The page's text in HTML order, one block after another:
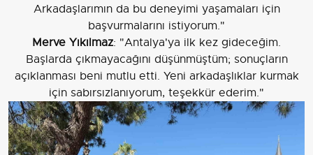
Arkadaşlarımın da bu deneyimi yaşamaları için
başvurmalarını istiyorum."
Merve Yıkılmaz: "Antalya'ya ilk kez gideceğim.
Başlarda çıkmayacağını düşünmüştüm; sonuçların
açıklanması beni mutlu etti. Yeni arkadaşlıklar kurmak
için sabırsızlanıyorum, teşekkür ederim."